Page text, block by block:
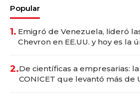
Popular
1. Emigró de Venezuela, lideró
Chevron en EE.UU. y hoy es la
2.De científicas a empresarias:
CONICET que levantó más de